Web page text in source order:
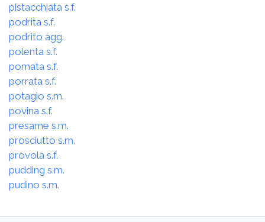
pistacchiata s.f.
podrita s.f.
podrito agg.
polenta s.f.
pomata s.f.
porrata s.f.
potagio s.m.
povina s.f.
presame s.m.
prosciutto s.m.
provola s.f.
pudding s.m.
pudino s.m.